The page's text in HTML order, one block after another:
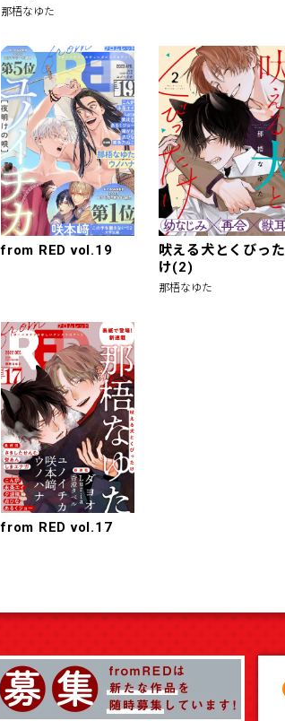
那梧なゆた
from RED vol.19
吠える犬とくびった
け(2)
那梧なゆた
from RED vol.17